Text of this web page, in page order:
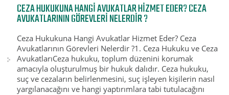
CEZA HUKUKUNA HANGI AVUKATLAR HIZMET EDER? CEZA
AVUKATLARININ GÖREVLERI NELERDIR ?
Ceza Hukukuna Hangi Avukatlar Hizmet Eder? Ceza
Avukatlarının Görevleri Nelerdir ?1. Ceza Hukuku ve Ceza
AvukatlarıCeza hukuku, toplum düzenini korumak
amacıyla oluşturulmuş bir hukuk dalıdır. Ceza hukuku,
suç ve cezaların belirlenmesini, suç işleyen kişilerin nasıl
yargılanacağını ve hangi yaptırımlara tabi tutulacağını